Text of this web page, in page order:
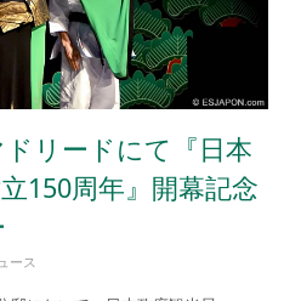
リードにて『日本
150周年』開幕記念
ース